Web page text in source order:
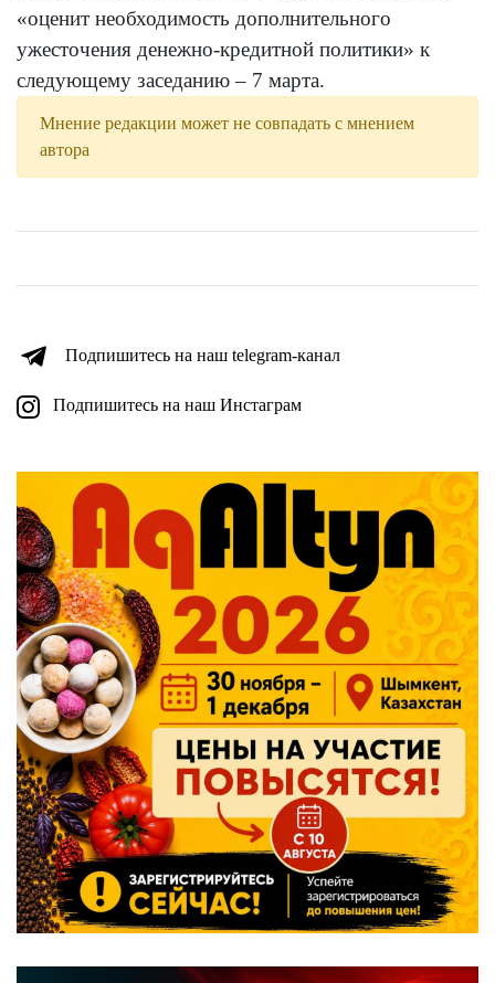
«оценит необходимость дополнительного
ужесточения денежно-кредитной политики» к
следующему заседанию – 7 марта.
Мнение редакции может не совпадать с мнением
автора
Подпишитесь на наш telegram-канал
Подпишитесь на наш Инстаграм